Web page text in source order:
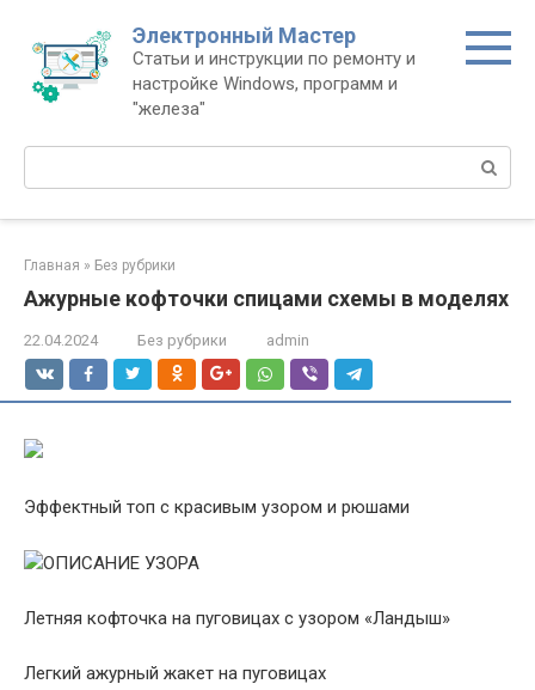
контенту
Электронный Мастер
Статьи и инструкции по ремонту и
настройке Windows, программ и
"железа"
Поиск:
Главная » Без рубрики
Ажурные кофточки спицами схемы в моделях
22.04.2024 Без рубрики admin
Эффектный топ с красивым узором и рюшами
ОПИСАНИЕ УЗОРА
Летняя кофточка на пуговицах с узором «Ландыш»
Легкий ажурный жакет на пуговицах